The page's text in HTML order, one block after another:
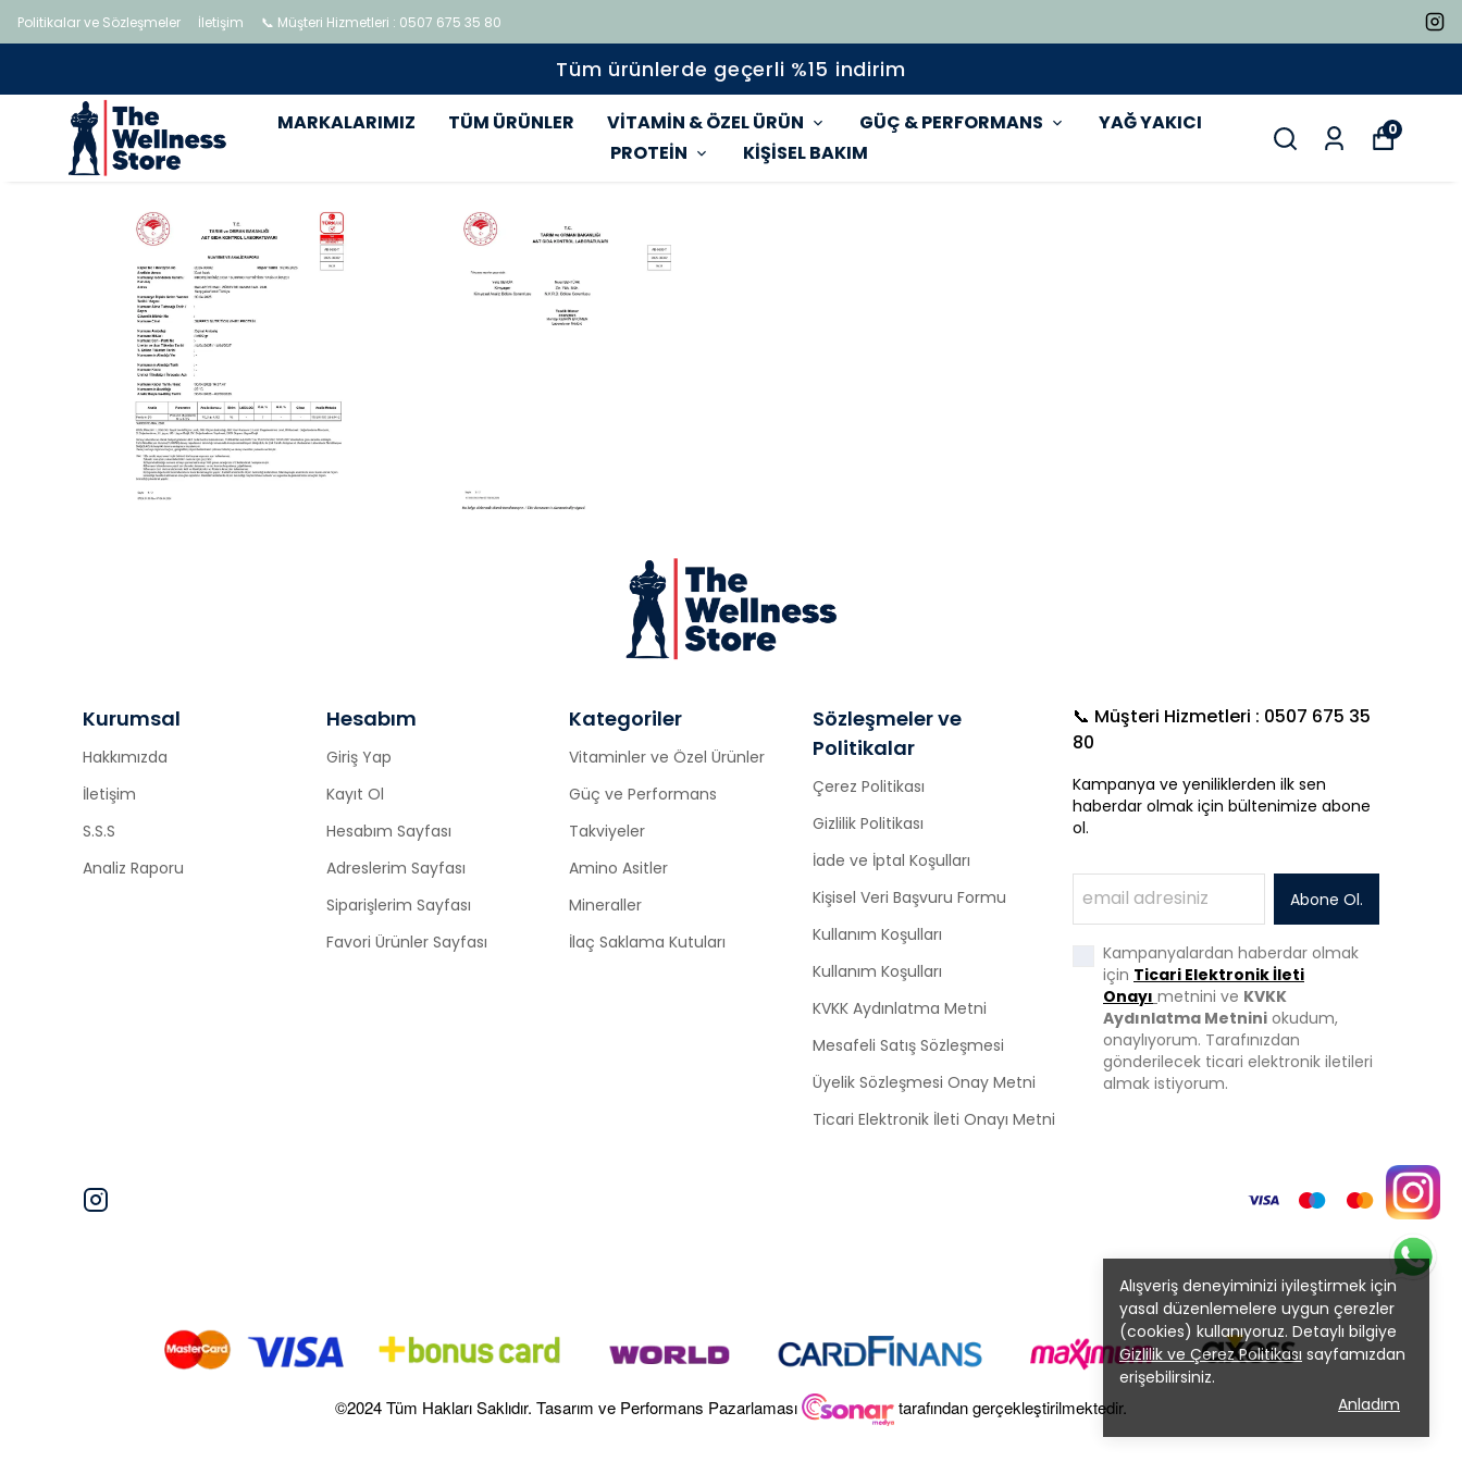
Politikalar ve Sözleşmeler İletişim 📞 Müşteri Hizmetleri : 0507 675 35 80
Tüm ürünlerde geçerli %15 indirim
MARKALARIMIZ TÜM ÜRÜNLER VİTAMİN & ÖZEL ÜRÜN GÜÇ & PERFORMANS
YAĞ YAKICI
PROTEİN
KİŞİSEL BAKIM
0
Alışveriş deneyiminizi iyileştirmek için
yasal düzenlemelere uygun çerezler
(cookies) kullanıyoruz. Detaylı bilgiye
Gizlilik ve Çerez Politikası sayfamızdan
erişebilirsiniz.
Anladım
Kurumsal
Hakkımızda
İletişim
S.S.S
Analiz Raporu
Hesabım
Giriş Yap
Kayıt Ol
Hesabım Sayfası
Adreslerim Sayfası
Siparişlerim Sayfası
Favori Ürünler Sayfası
Kategoriler
Vitaminler ve Özel Ürünler
Güç ve Performans
Takviyeler
Amino Asitler
Mineraller
İlaç Saklama Kutuları
Sözleşmeler ve
Politikalar
Çerez Politikası
Gizlilik Politikası
İade ve İptal Koşulları
Kişisel Veri Başvuru Formu
Kullanım Koşulları
Kullanım Koşulları
KVKK Aydınlatma Metni
Mesafeli Satış Sözleşmesi
Üyelik Sözleşmesi Onay Metni
Ticari Elektronik İleti Onayı Metni
📞 Müşteri Hizmetleri : 0507 675 35
80
Kampanya ve yeniliklerden ilk sen
haberdar olmak için bültenimize abone
ol.
Abone Ol.
Kampanyalardan haberdar olmak
için Ticari Elektronik İleti
Onayı metnini ve KVKK
Aydınlatma Metnini okudum,
onaylıyorum. Tarafınızdan
gönderilecek ticari elektronik iletileri
almak istiyorum.
©2024 Tüm Hakları Saklıdır. Tasarım ve Performans Pazarlaması tarafından gerçekleştirilmektedir.